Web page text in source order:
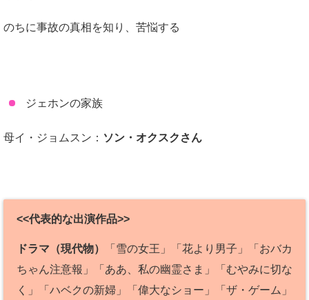
のちに事故の真相を知り、苦悩する
ジェホンの家族
母イ・ジョムスン： ソン・オクスクさん
<<代表的な出演作品>>
ドラマ（現代物）
「雪の女王」「花より男子」「おバカ
ちゃん注意報」「ああ、私の幽霊さま」「むやみに切な
く」「ハベクの新婦」「偉大なショー」「ザ・ゲーム」